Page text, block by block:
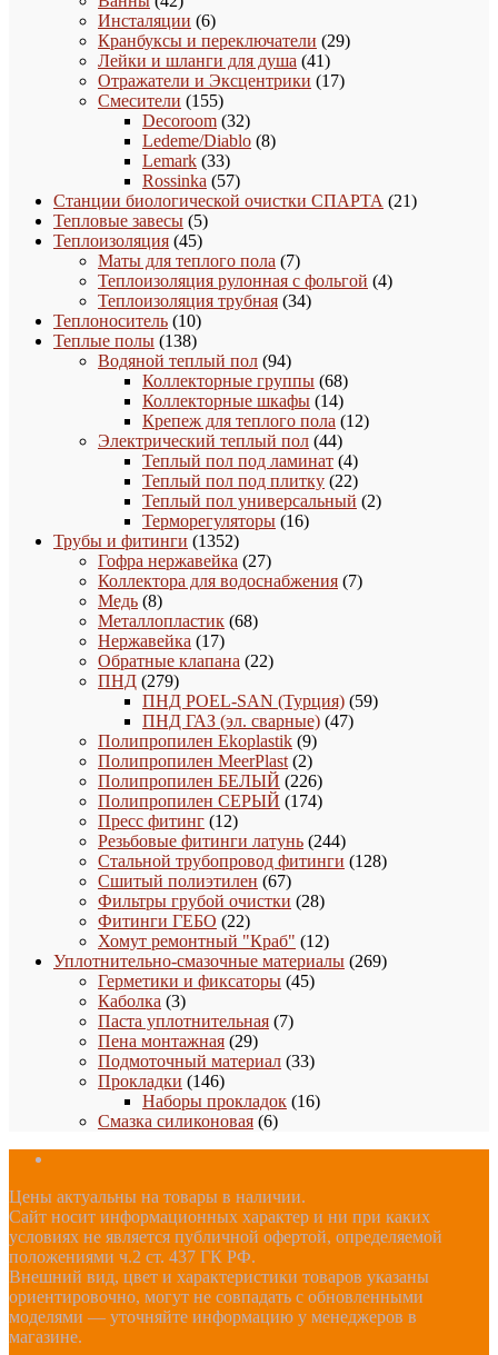
товара
Инсталяции 66
товаров
Кранбуксы и переключатели 2929
Лейки и шланги для душа 4141
товар
Отражатели и Эксцентрики 1717
Смесители 155155
товаров
Decoroom 3232
товара
Ledeme/Diablo 88
Lemark 3333
товара
Rossinka 5757
товаров
Станции биологической очистки СПАРТА 2121
Тепловые завесы 55
товаров
Теплоизоляция 4545
товаров
Маты для теплого пола 77
товаров
Теплоизоляция рулонная с фольгой 44
Теплоизоляция трубная 3434
Теплоноситель 1010
товаров
Теплые полы 138138
товаров
Водяной теплый пол 9494
товара
Коллекторные группы 6868
товаров
Коллекторные шкафы 1414
товаров
Крепеж для теплого пола 1212
Электрический теплый пол 4444
товара
Теплый пол под ламинат 44
товара
Теплый пол под плитку 2222
товара
Теплый пол универсальный 22
Терморегуляторы 1616
Трубы и фитинги 13521352
товара
Гофра нержавейка 2727
товаров
Коллектора для водоснабжения 77
Медь 88
товаров
Металлопластик 6868
Нержавейка 1717
товаров
Обратные клапана 2222
ПНД 279279
товаров
ПНД POEL-SAN (Турция) 5959
ПНД ГАЗ (эл. сварные) 4747
Полипропилен Ekoplastik 99
товаров
Полипропилен MeerPlast 22
товара
Полипропилен БЕЛЫЙ 226226
товаров
Полипропилен СЕРЫЙ 174174
Пресс фитинг 1212
товаров
Резьбовые фитинги латунь 244244
товара
Стальной трубопровод фитинги 128128
Сшитый полиэтилен 6767
товаров
Фильтры грубой очистки 2828
Фитинги ГЕБО 2222
товара
Хомут ремонтный "Краб" 1212
товаров
Уплотнительно-смазочные материалы 269269
Герметики и фиксаторы 4545
Каболка 33
товара
Паста уплотнительная 77
Пена монтажная 2929
товаров
Подмоточный материал 3333
Прокладки 146146
товаров
Наборы прокладок 1616
Смазка силиконовая 66
Цены актуальны на товары в наличии.
Сайт носит информационных характер и ни при каких
условиях не является публичной офертой, определяемой
положениями ч.2 ст. 437 ГК РФ.
Внешний вид, цвет и характеристики товаров указаны
ориентировочно, могут не совпадать с обновленными
моделями — уточняйте информацию у менеджеров в
магазине.